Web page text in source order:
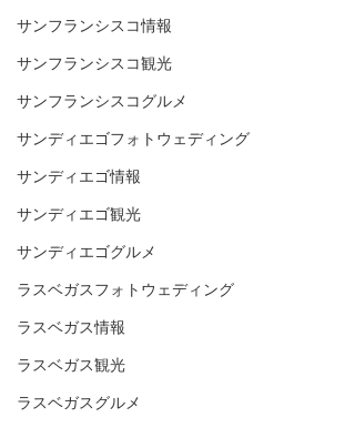
サンフランシスコ情報
サンフランシスコ観光
サンフランシスコグルメ
サンディエゴフォトウェディング
サンディエゴ情報
サンディエゴ観光
サンディエゴグルメ
ラスベガスフォトウェディング
ラスベガス情報
ラスベガス観光
ラスベガスグルメ